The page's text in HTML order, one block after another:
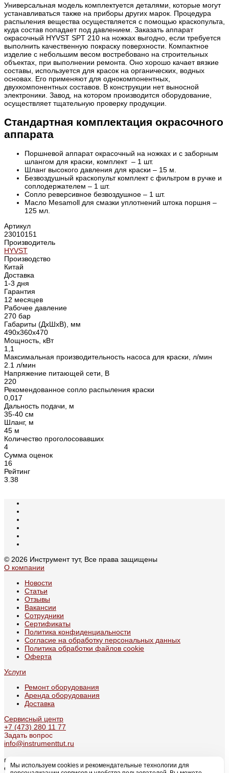
Универсальная модель комплектуется деталями, которые могут
устанавливаться также на приборы других марок. Процедура
распыления вещества осуществляется с помощью краскопульта,
куда состав попадает под давлением. Заказать аппарат
окрасочный HYVST SPT 210 на ножках выгодно, если требуется
выполнить качественную покраску поверхности. Компактное
изделие с небольшим весом востребовано на строительных
объектах, при выполнении ремонта. Оно хорошо качает вязкие
составы, используется для красок на органических, водных
основах. Его применяют для однокомпонентных,
двухкомпонентных составов. В конструкции нет выносной
электроники. Завод, на котором производится оборудование,
осуществляет тщательную проверку продукции.
Стандартная комплектация окрасочного
аппарата
Поршневой аппарат окрасочный на ножках и с заборным
шлангом для краски, комплект – 1 шт.
Шланг высокого давления для краски – 15 м.
Безвоздушный краскопульт комплект с фильтром в ручке и
соплодержателем – 1 шт.
Сопло реверсивное безвоздушное – 1 шт.
Масло Mesamoll для смазки уплотнений штока поршня –
125 мл.
Артикул
23010151
Производитель
HYVST
Производство
Китай
Доставка
1-3 дня
Гарантия
12 месяцев
Рабочее давление
270 бар
Габариты (ДхШхВ), мм
490х360х470
Мощность, кВт
1,1
Максимальная производительность насоса для краски, л/мин
2.1 л/мин
Напряжение питающей сети, В
220
Рекомендованное сопло распыления краски
0,017
Дальность подачи, м
35-40 см
Шланг, м
45 м
Количество проголосовавших
4
Сумма оценок
16
Рейтинг
3.38
© 2026 Инструмент тут, Все права защищены
О компании
Новости
Статьи
Отзывы
Вакансии
Сотрудники
Сертификаты
Политика конфиденциальности
Согласие на обработку персональных данных
Политика обработки файлов cookie
Оферта
Услуги
Ремонт оборудования
Аренда оборудования
Доставка
Сервисный центр
+7 (473) 280 11 77
Задать вопрос
info@instrumenttut.ru
г. Воронеж, проспект Патриотов, 49А
с 09:00 по 17:30
Мы используем cookies и рекомендательные технологии для